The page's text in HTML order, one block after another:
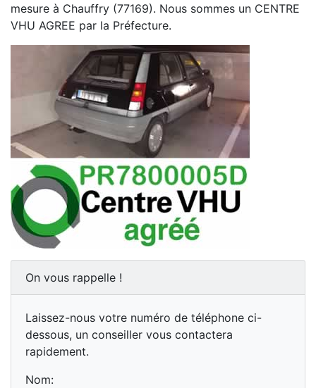
mesure à Chauffry (77169). Nous sommes un CENTRE
VHU AGREE par la Préfecture.
On vous rappelle !
Laissez-nous votre numéro de téléphone ci-
dessous, un conseiller vous contactera
rapidement.
Nom: